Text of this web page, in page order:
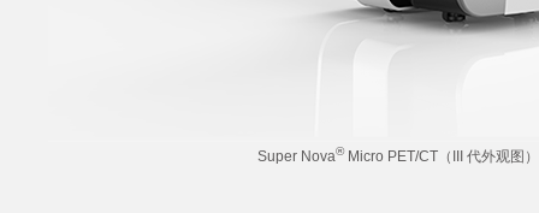
Super Nova®Micro PET/CT（III 代外观图）